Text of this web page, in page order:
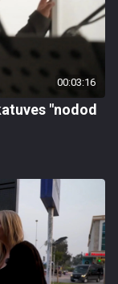
00:03:16
"nodod